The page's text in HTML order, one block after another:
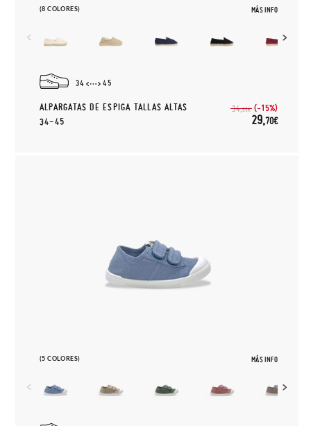
(8 COLORES) MÁS INFO
34 45
ALPARGATAS DE ESPIGA TALLAS ALTAS
34-45
34,95€ (-15%)
29,70€
(5 COLORES) MÁS INFO